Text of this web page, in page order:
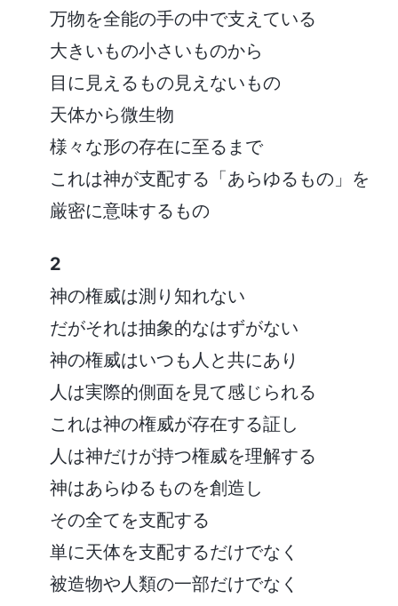
万物を全能の手の中で支えている
大きいもの小さいものから
目に見えるもの見えないもの
天体から微生物
様々な形の存在に至るまで
これは神が支配する「あらゆるもの」を
厳密に意味するもの
2
神の権威は測り知れない
だがそれは抽象的なはずがない
神の権威はいつも人と共にあり
人は実際的側面を見て感じられる
これは神の権威が存在する証し
人は神だけが持つ権威を理解する
神はあらゆるものを創造し
その全てを支配する
単に天体を支配するだけでなく
被造物や人類の一部だけでなく